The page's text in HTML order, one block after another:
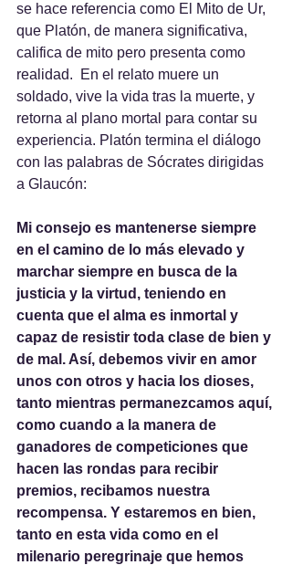
se hace referencia como El Mito de Ur,
que Platón, de manera significativa,
califica de mito pero presenta como
realidad.  En el relato muere un
soldado, vive la vida tras la muerte, y
retorna al plano mortal para contar su
experiencia. Platón termina el diálogo
con las palabras de Sócrates dirigidas
a Glaucón:
Mi consejo es mantenerse siempre
en el camino de lo más elevado y
marchar siempre en busca de la
justicia y la virtud, teniendo en
cuenta que el alma es inmortal y
capaz de resistir toda clase de bien y
de mal. Así, debemos vivir en amor
unos con otros y hacia los dioses,
tanto mientras permanezcamos aquí,
como cuando a la manera de
ganadores de competiciones que
hacen las rondas para recibir
premios, recibamos nuestra
recompensa. Y estaremos en bien,
tanto en esta vida como en el
milenario peregrinaje que hemos